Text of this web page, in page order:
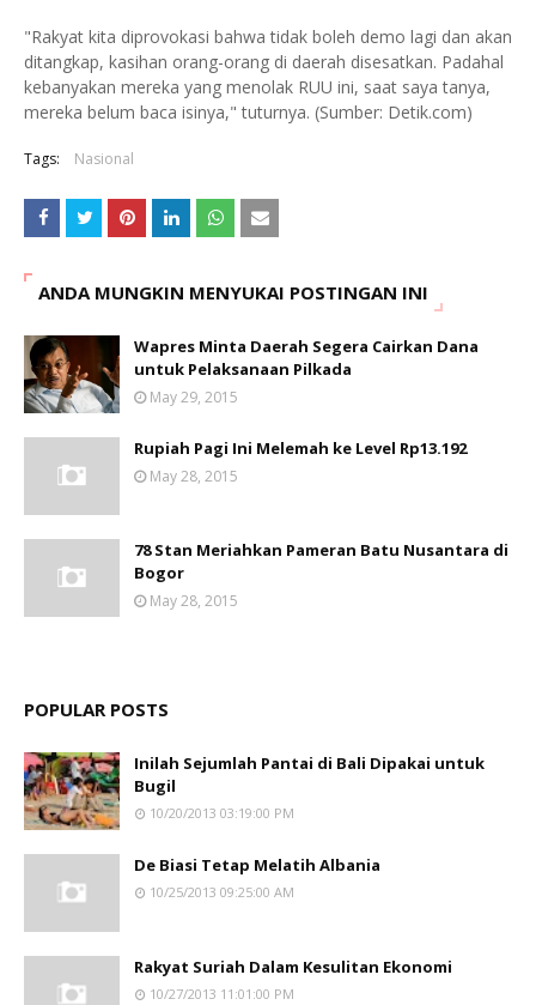
"Rakyat kita diprovokasi bahwa tidak boleh demo lagi dan akan
ditangkap, kasihan orang-orang di daerah disesatkan. Padahal
kebanyakan mereka yang menolak RUU ini, saat saya tanya,
mereka belum baca isinya," tuturnya. (Sumber: Detik.com)
Tags: Nasional
ANDA MUNGKIN MENYUKAI POSTINGAN INI
Wapres Minta Daerah Segera Cairkan Dana
untuk Pelaksanaan Pilkada
May 29, 2015
Rupiah Pagi Ini Melemah ke Level Rp13.192
May 28, 2015
78 Stan Meriahkan Pameran Batu Nusantara di
Bogor
May 28, 2015
POPULAR POSTS
Inilah Sejumlah Pantai di Bali Dipakai untuk
Bugil
10/20/2013 03:19:00 PM
De Biasi Tetap Melatih Albania
10/25/2013 09:25:00 AM
Rakyat Suriah Dalam Kesulitan Ekonomi
10/27/2013 11:01:00 PM